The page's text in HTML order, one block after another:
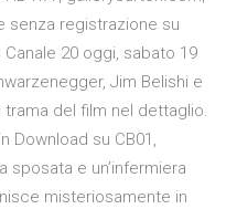
senza registrazione su
20 oggi, sabato 19
Jim Belishi e
trama del film nel dettaglio.
Download su CB01,
sposata e un’infermiera
misteriosamente in